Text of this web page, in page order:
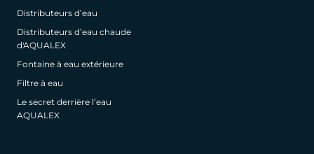
Distributeurs d’eau
Distributeurs d’eau chaude
d'AQUALEX
Fontaine à eau extérieure
Filtre à eau
Le secret derrière l’eau
AQUALEX